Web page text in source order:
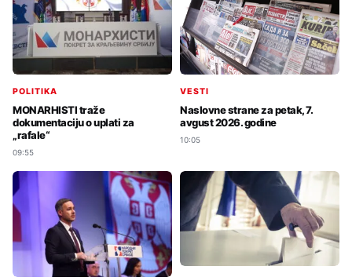
POLITIKA
MONARHISTI traže
dokumentaciju o uplati za
„rafale“
09:55
VESTI
Naslovne strane za petak, 7.
avgust 2026. godine
10:05